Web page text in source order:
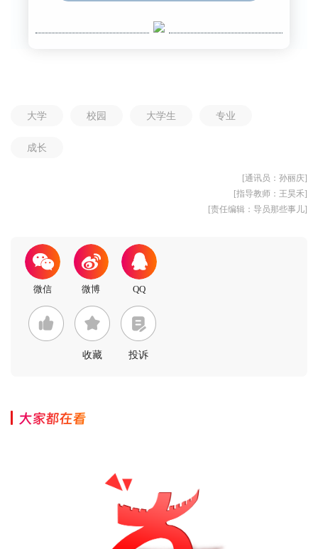
大学 校园 大学生 专业
成长
[通讯员：孙丽庆]
[指导教师：王昊禾]
[责任编辑：导员那些事儿]
收藏 投诉
大家都在看